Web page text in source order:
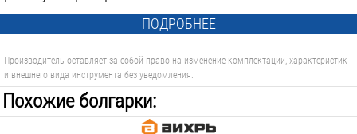
СИБРТЕХ 74082 ЛЕПЕСТКОВЫЙ, P24, 125Х22.2 ММ СИБРТЕХ 74084 ЛЕПЕСТКОВЫЙ, P60, 125Х22.2 ММ
ПОДРОБНЕЕ
Производитель оставляет за собой право на изменение комплектации, характеристик
и внешнего вида инструмента без уведомления.
Похожие болгарки: